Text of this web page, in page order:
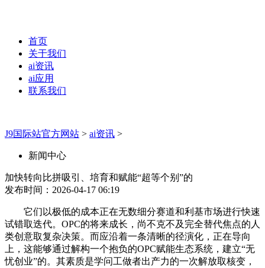
首页
关于我们
ai资讯
ai应用
联系我们
J9国际站官方网站 > ai资讯 >
新闻中心
加快转向比拼吸引、培育和赋能“超等个别”的
发布时间：2026-04-17 06:19
它们以极低的成本正在无数细分赛道和利基市场进行快速
试错取迭代。OPC的将来成长，尚不克不及完全替代焦点的人
类创意取复杂决策。而应沿着一条清晰的径演化，正在导向
上，这能够通过解构一个抱负的OPC赋能生态系统，建立“无
忧创业”的。其素质是学问工做者出产力的一次解放取核变，